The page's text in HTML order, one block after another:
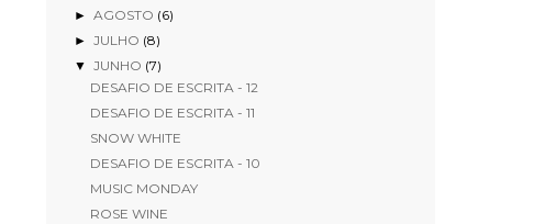
► AGOSTO (6)
► JULHO (8)
▼ JUNHO (7)
DESAFIO DE ESCRITA - 12
DESAFIO DE ESCRITA - 11
SNOW WHITE
DESAFIO DE ESCRITA - 10
MUSIC MONDAY
ROSE WINE